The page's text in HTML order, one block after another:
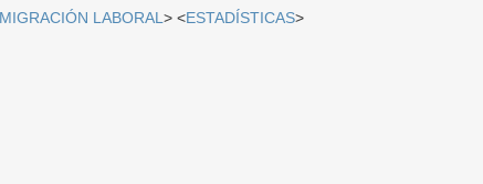
MIGRACIÓN LABORAL> <ESTADÍSTICAS>